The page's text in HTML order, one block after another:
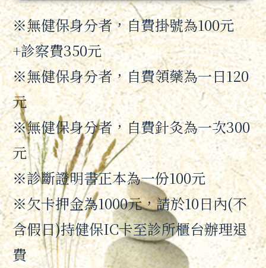
※無健保身分者，自費掛號為100元
+診察費350元
※無健保身分者，自費領藥為一日120
元
※無健保身分者，自費針灸為一次300
元
※診斷證明書正本為一份100元
※欠卡押金為1000元，請於10日內(不
含假日)持健保IC卡至診所櫃台辦理退
費